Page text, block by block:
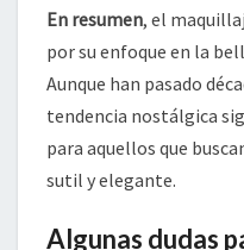
En resumen, el
por su enfoque en la
Aunque han pasado
tendencia nostálgica
para aquellos que
sutil y elegante.
Algunas dudas